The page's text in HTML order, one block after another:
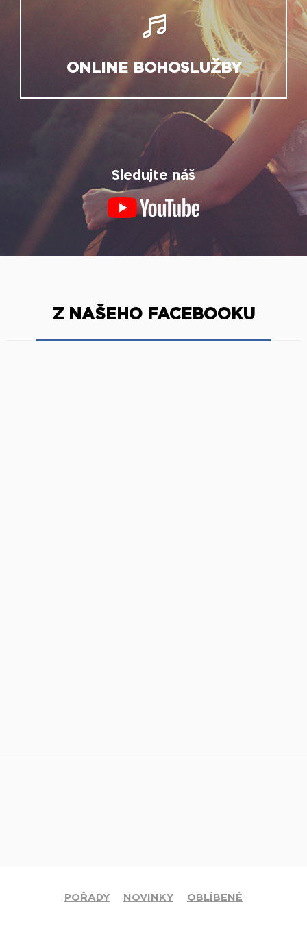
ONLINE BOHOSLUŽBY
Sledujte náš
Z NAŠEHO FACEBOOKU
POŘADY NOVINKY OBLÍBENÉ